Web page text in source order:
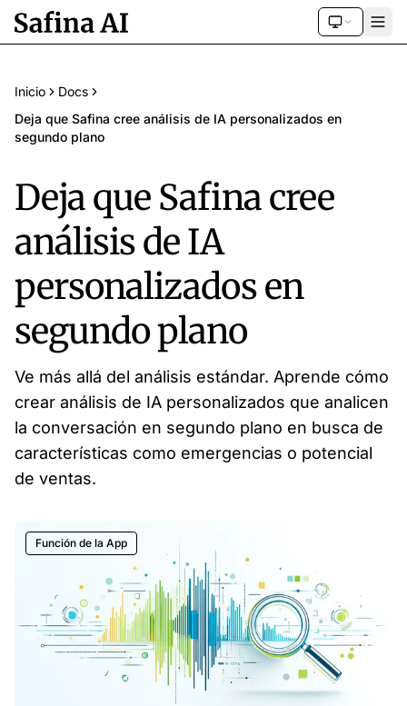
Inicio
Docs
Deja que Safina cree análisis de IA personalizados en
segundo plano
Deja que Safina cree
análisis de IA
personalizados en
segundo plano
Ve más allá del análisis estándar. Aprende cómo
crear análisis de IA personalizados que analicen
la conversación en segundo plano en busca de
características como emergencias o potencial
de ventas.
Función de la App